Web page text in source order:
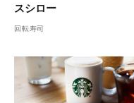
スシロー
回転寿司